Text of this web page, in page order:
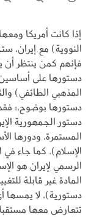
إذا كانت أمريكا
النووية) مع إيران،
فإنهم كمن ينتظر
دستورها على
المذهبي الطائفي)
دستورها بوضوح،؛
دستور الجمهورية
المستمرة، ودورها
الإسلام). كما جاء في
الرسمي لإيران هو
المادة غير قابلة
دستورية)، لا يمسها
تتعارض معها